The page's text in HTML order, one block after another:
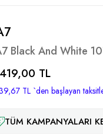
Black And White
TL
TL `den başlayan
TÜM KAMPANYALARI